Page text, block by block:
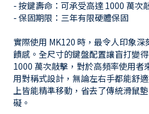
- 按鍵壽命：可承受高達 1000 萬次
- 保固期限：三年有限硬體保固
實際使用 MK120 時，最令人印象
饋感。全尺寸的鍵盤配置讓盲打變
1000 萬次敲擊，對於高頻率使用者
用對稱式設計，無論左右手都能舒
上皆能精準移動，省去了傳統滑鼠
礙。